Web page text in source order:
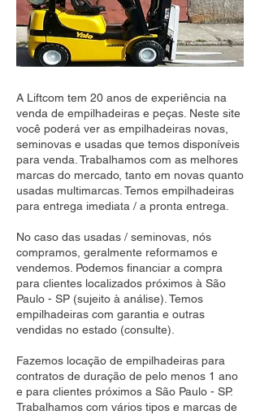
A Liftcom tem 20 anos de experiência na
venda de empilhadeiras e peças. Neste site
você poderá ver as empilhadeiras novas,
seminovas e usadas que temos disponíveis
para venda. Trabalhamos com as melhores
marcas do mercado, tanto em novas quanto
usadas multimarcas. Temos empilhadeiras
para entrega imediata / a pronta entrega.
No caso das usadas / seminovas, nós
compramos, geralmente reformamos e
vendemos. Podemos financiar a compra
para clientes localizados próximos à São
Paulo - SP (sujeito à análise). Temos
empilhadeiras com garantia e outras
vendidas no estado (consulte).
Fazemos locação de empilhadeiras para
contratos de duração de pelo menos 1 ano
e para clientes próximos a São Paulo - SP.
Trabalhamos com vários tipos e marcas de